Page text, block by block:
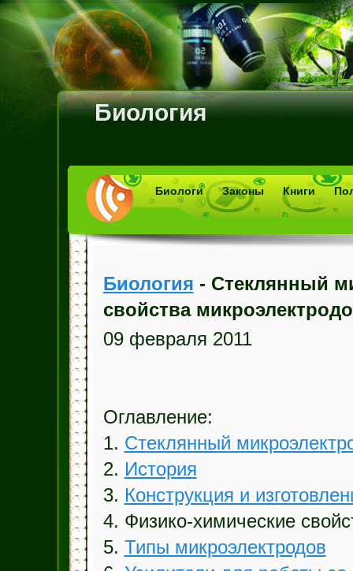
Биология
Биологи Законы Книги
Биология - Стеклянный
свойства
09 февраля 2011
Оглавление:
1. Стеклянный
2. История
3. Конструкция и
4. Физико-химические
5. Типы микроэлектродов